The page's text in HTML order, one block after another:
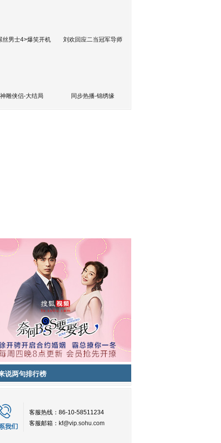
丝男士4>爆笑开机 刘欢回应二当冠军导师
神雕侠侣-大结局 同步热播-锦绣缘
说两句排行榜
客服热线：86-10-58511234
客服邮箱： kf@vip.sohu.com